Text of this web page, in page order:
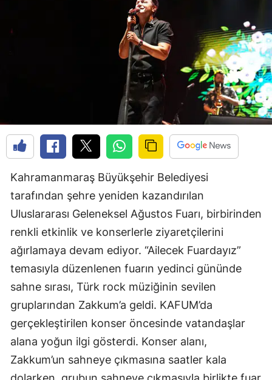
Kahramanmaraş Büyükşehir Belediyesi
tarafından şehre yeniden kazandırılan
Uluslararası Geleneksel Ağustos Fuarı, birbirinden
renkli etkinlik ve konserlerle ziyaretçilerini
ağırlamaya devam ediyor. “Ailecek Fuardayız”
temasıyla düzenlenen fuarın yedinci gününde
sahne sırası, Türk rock müziğinin sevilen
gruplarından Zakkum’a geldi. KAFUM’da
gerçekleştirilen konser öncesinde vatandaşlar
alana yoğun ilgi gösterdi. Konser alanı,
Zakkum’un sahneye çıkmasına saatler kala